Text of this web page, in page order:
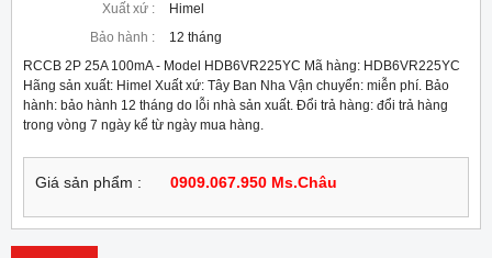
Xuất xứ :
Himel
Bảo hành :
12 tháng
RCCB 2P 25A 100mA - Model HDB6VR225YC Mã hàng: HDB6VR225YC
Hãng sản xuất: Himel Xuất xứ: Tây Ban Nha Vận chuyển: miễn phí. Bảo
hành: bảo hành 12 tháng do lỗi nhà sản xuất. Đổi trả hàng: đổi trả hàng
trong vòng 7 ngày kể từ ngày mua hàng.
Giá sản phẩm : 0909.067.950 Ms.Châu